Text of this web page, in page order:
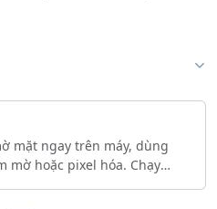
mặt ngay trên máy, dùng
mờ hoặc pixel hóa. Chạy